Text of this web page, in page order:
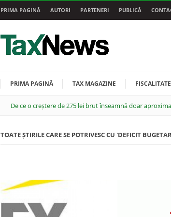
PRIMA PAGINĂ AUTORI PARTENERI PUBLICĂ
PRIMA PAGINĂ TAX MAGAZINE FISCALITATE
De ce o creștere de 275 lei brut înseamnă doar
TOATE ȘTIRILE CARE SE POTRIVESC CU 'DEFICIT